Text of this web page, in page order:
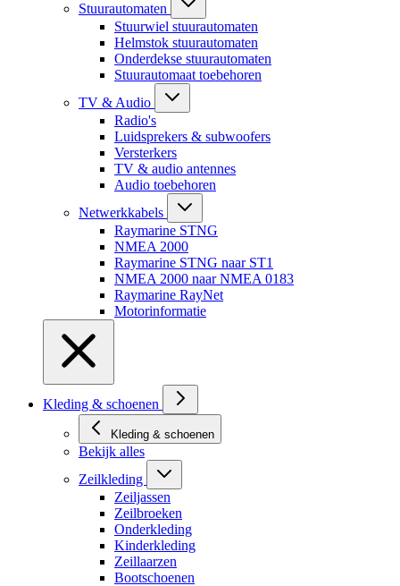
Stuurautomaten
Stuurwiel stuurautomaten
Helmstok stuurautomaten
Onderdekse stuurautomaten
Stuurautomaat toebehoren
TV & Audio
Radio's
Luidsprekers & subwoofers
Versterkers
TV & audio antennes
Audio toebehoren
Netwerkkabels
Raymarine STNG
NMEA 2000
Raymarine STNG naar ST1
NMEA 2000 naar NMEA 0183
Raymarine RayNet
Motorinformatie
Kleding & schoenen
Kleding & schoenen
Bekijk alles
Zeilkleding
Zeiljassen
Zeilbroeken
Onderkleding
Kinderkleding
Zeillaarzen
Bootschoenen